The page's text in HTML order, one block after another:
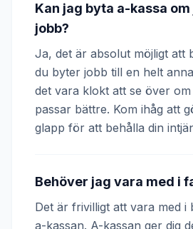
Kan jag byta a-kassa
jobb?
Ja, det är absolut möjligt att
du byter jobb till en helt
det vara klokt att se över
passar bättre. Kom ihåg att
glapp för att behålla din
Behöver jag vara med i
Det är frivilligt att vara med i
a-kassan. A-kassan ger dig